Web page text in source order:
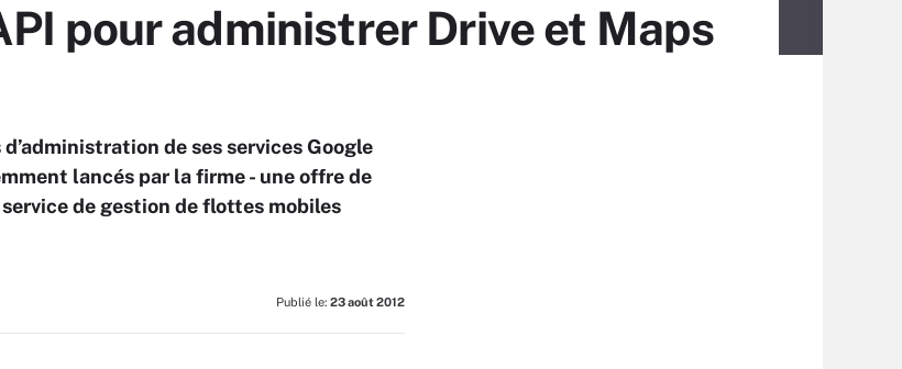
pour administrer Drive et Maps
de ses services Google
lancés par la firme - une offre de
de gestion de flottes mobiles
Publié le: 23 août 2012